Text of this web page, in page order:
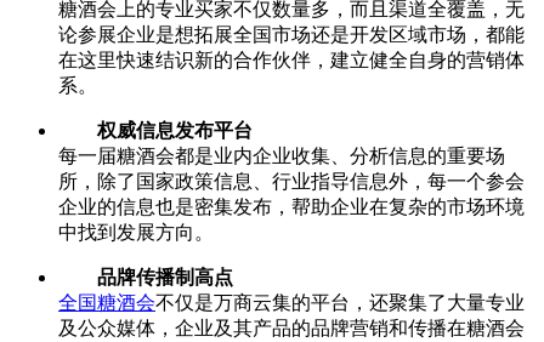
糖酒会上的专业买家不仅数量多，而且渠道全覆盖，无
论参展企业是想拓展全国市场还是开发区域市场，都能
在这里快速结识新的合作伙伴，建立健全自身的营销体
系。
权威信息发布平台
每一届糖酒会都是业内企业收集、分析信息的重要场
所，除了国家政策信息、行业指导信息外，每一个参会
企业的信息也是密集发布，帮助企业在复杂的市场环境
中找到发展方向。
品牌传播制高点
全国糖酒会不仅是万商云集的平台，还聚集了大量专业
及公众媒体，企业及其产品的品牌营销和传播在糖酒会